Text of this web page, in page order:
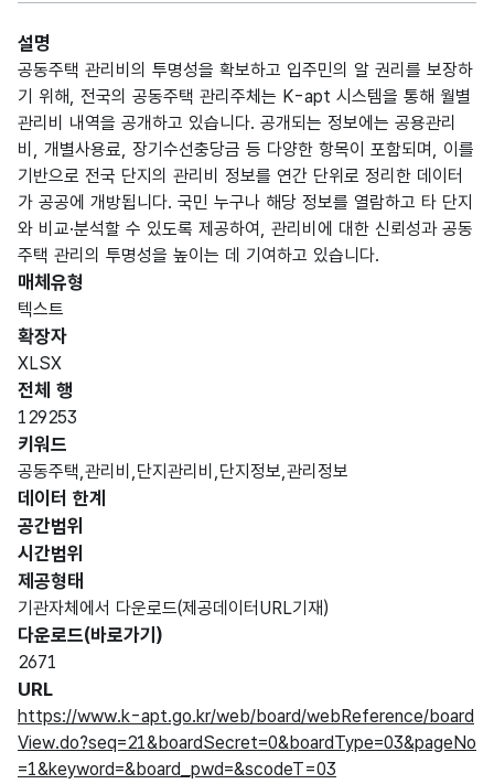
설명
공동주택 관리비의 투명성을 확보하고 입주민의 알 권리를 보장하
기 위해, 전국의 공동주택 관리주체는 K-apt 시스템을 통해 월별
관리비 내역을 공개하고 있습니다. 공개되는 정보에는 공용관리
비, 개별사용료, 장기수선충당금 등 다양한 항목이 포함되며, 이를
기반으로 전국 단지의 관리비 정보를 연간 단위로 정리한 데이터
가 공공에 개방됩니다. 국민 누구나 해당 정보를 열람하고 타 단지
와 비교·분석할 수 있도록 제공하여, 관리비에 대한 신뢰성과 공동
주택 관리의 투명성을 높이는 데 기여하고 있습니다.
매체유형
텍스트
확장자
XLSX
전체 행
129253
키워드
공동주택,관리비,단지관리비,단지정보,관리정보
데이터 한계
공간범위
시간범위
제공형태
기관자체에서 다운로드(제공데이터URL기재)
다운로드(바로가기)
2671
URL
https://www.k-apt.go.kr/web/board/webReference/board
View.do?seq=21&boardSecret=0&boardType=03&pageNo
=1&keyword=&board_pwd=&scodeT=03